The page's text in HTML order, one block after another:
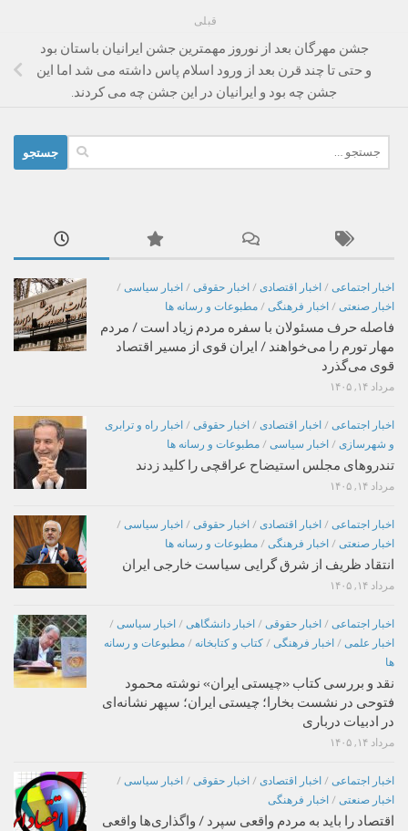
قبلی
جشن مهرگان بعد از نوروز مهمترین جشن ایرانیان باستان بود
و حتی تا چند قرن بعد از ورود اسلام پاس داشته می شد اما این
جشن چه بود و ایرانیان در این جشن چه می کردند.
برای:
اخبار اجتماعی / اخبار اقتصادی / اخبار حقوقی / اخبار سیاسی /
اخبار صنعتی / اخبار فرهنگی / مطبوعات و رسانه ها
فاصله حرف مسئولان با سفره مردم زیاد است / مردم
مهار تورم را می‌خواهند / ایران قوی از مسیر اقتصاد
قوی می‌گذرد
مرداد ۱۴, ۱۴۰۵
اخبار اجتماعی / اخبار اقتصادی / اخبار حقوقی / اخبار راه و ترابری
و شهرسازی / اخبار سیاسی / مطبوعات و رسانه ها
تندروهای مجلس استیضاح عراقچی را کلید زدند
مرداد ۱۴, ۱۴۰۵
اخبار اجتماعی / اخبار اقتصادی / اخبار حقوقی / اخبار سیاسی /
اخبار صنعتی / اخبار فرهنگی / مطبوعات و رسانه ها
انتقاد ظریف از شرق گرایی سیاست خارجی ایران
مرداد ۱۴, ۱۴۰۵
اخبار اجتماعی / اخبار حقوقی / اخبار دانشگاهی / اخبار سیاسی /
اخبار علمی / اخبار فرهنگی / کتاب و کتابخانه / مطبوعات و رسانه
ها
نقد و بررسی کتاب «چیستی ایران» نوشته محمود
فتوحی در نشست بخارا؛ چیستی ایران؛ سپهر نشانه‌ای
در ادبیات درباری
مرداد ۱۴, ۱۴۰۵
اخبار اجتماعی / اخبار اقتصادی / اخبار حقوقی / اخبار سیاسی /
اخبار صنعتی / اخبار فرهنگی
اقتصاد را باید به مردم واقعی سپرد / واگذاری‌ها واقعی